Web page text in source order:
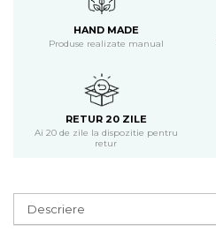
HAND MADE
Produse realizate manual
RETUR 20 ZILE
Ai 20 de zile la dispozitie pentru
retur
Descriere